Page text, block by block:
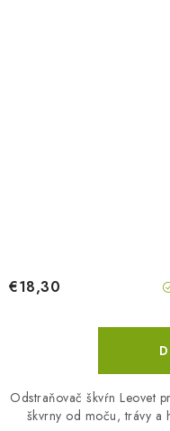
€18,30
Odstraňovač škvŕn Leovet
škvrny od moču, trávy a